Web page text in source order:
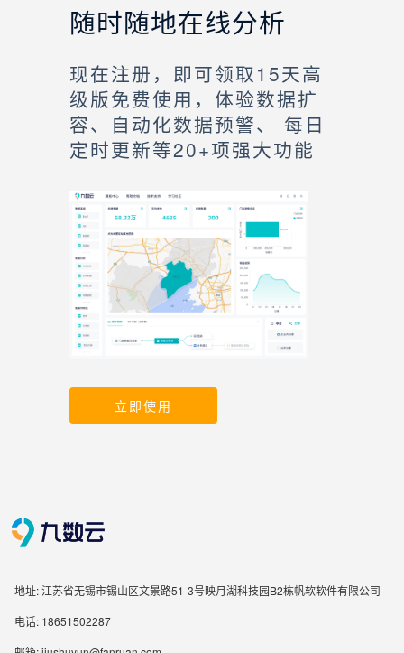
随时随地在线分析
现在注册，即可领取15天高
级版免费使用，体验数据扩
容、自动化数据预警、 每日
定时更新等20+项强大功能
立即使用
地址: 江苏省无锡市锡山区文景路51-3号映月湖科技园B2栋帆软软件有限公司
电话: 18651502287